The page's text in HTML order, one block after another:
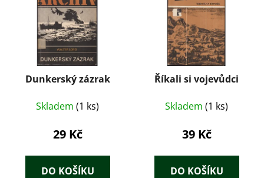
Dunkerský zázrak
Skladem (1 ks)
29 Kč
DO KOŠÍKU
Říkali si vojevůdci
Skladem (1 ks)
39 Kč
DO KOŠÍKU